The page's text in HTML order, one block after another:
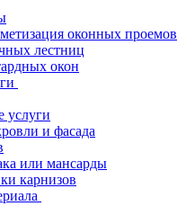
оконных проемов
лестниц
окон
услуги
и фасада
или мансарды
карнизов